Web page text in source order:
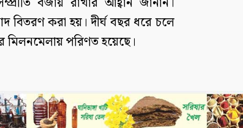
বিতরণ করা হয়। দীর্ঘ বছর ধরে চলে
পরিণত হয়েছে।